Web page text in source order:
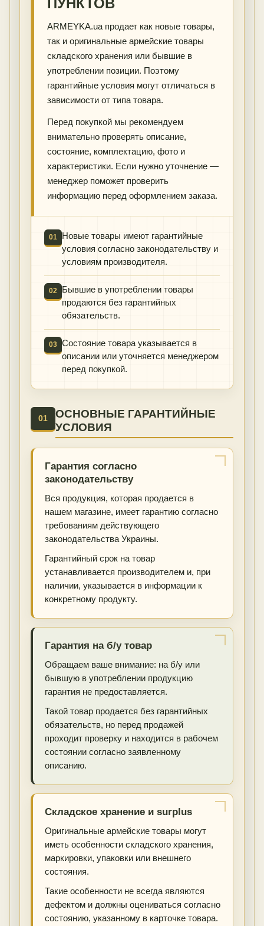
ARMEYKA.ua продает как новые товары,
так и оригинальные армейские товары
складского хранения или бывшие в
употреблении позиции. Поэтому
гарантийные условия могут отличаться в
зависимости от типа товара.
Перед покупкой мы рекомендуем
внимательно проверять описание,
состояние, комплектацию, фото и
характеристики. Если нужно уточнение —
менеджер поможет проверить
информацию перед оформлением заказа.
01
Новые товары имеют гарантийные
условия согласно законодательству и
условиям производителя.
02
Бывшие в употреблении товары
продаются без гарантийных
обязательств.
03 Состояние товара указывается в
описании или уточняется менеджером
перед покупкой.
01
ОСНОВНЫЕ ГАРАНТИЙНЫЕ
УСЛОВИЯ
Гарантия согласно
законодательству
Вся продукция, которая продается в
нашем магазине, имеет гарантию согласно
требованиям действующего
законодательства Украины.
Гарантийный срок на товар
устанавливается производителем и, при
наличии, указывается в информации к
конкретному продукту.
Гарантия на б/у товар
Обращаем ваше внимание: на б/у или
бывшую в употреблении продукцию
гарантия не предоставляется.
Такой товар продается без гарантийных
обязательств, но перед продажей
проходит проверку и находится в рабочем
состоянии согласно заявленному
описанию.
Складское хранение и surplus
Оригинальные армейские товары могут
иметь особенности складского хранения,
маркировки, упаковки или внешнего
состояния.
Такие особенности не всегда являются
дефектом и должны оцениваться согласно
состоянию, указанному в карточке товара.